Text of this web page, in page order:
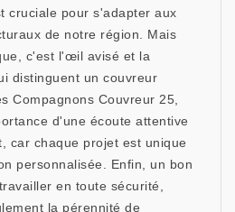
cruciale pour s'adapter aux
de notre région. Mais
c'est l'œil avisé et la
distinguent un couvreur
Compagnons Couvreur 25,
d'une écoute attentive
car chaque projet est unique
personnalisée. Enfin, un bon
en toute sécurité,
la pérennité de